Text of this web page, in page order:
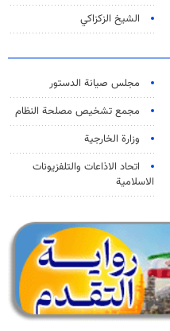
الشيخ الزكزاكي
مجلس صيانة الدستور
مجمع تشخيص مصلحة النظام
وزارة الخارجية
اتحاد الاذاعات والتلفزيونات
الاسلامية